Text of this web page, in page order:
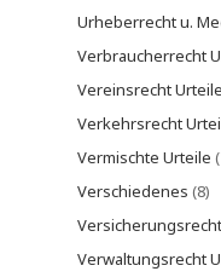
Urheberrecht u.
Verbraucherrecht
Vereinsrecht Urteile
Verkehrsrecht
Vermischte Urteile
Verschiedenes (8)
Verwaltungsrecht